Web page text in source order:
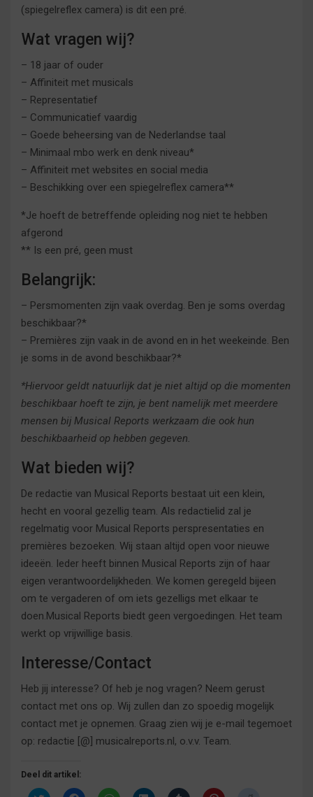
(spiegelreflex camera) is dit een pré.
Wat vragen wij?
– 18 jaar of ouder
– Affiniteit met musicals
– Representatief
– Communicatief vaardig
– Goede beheersing van de Nederlandse taal
– Minimaal mbo werk en denk niveau*
– Affiniteit met websites en social media
– Beschikking over een spiegelreflex camera**
*Je hoeft de betreffende opleiding nog niet te hebben
afgerond
** Is een pré, geen must
Belangrijk:
– Persmomenten zijn vaak overdag. Ben je soms overdag
beschikbaar?*
– Premières zijn vaak in de avond en in het weekeinde. Ben
je soms in de avond beschikbaar?*
*Hiervoor geldt natuurlijk dat je niet altijd op die momenten
beschikbaar hoeft te zijn, je bent namelijk met meerdere
mensen bij Musical Reports werkzaam die ook hun
beschikbaarheid op hebben gegeven.
Wat bieden wij?
De redactie van Musical Reports bestaat uit een klein,
hecht en vooral gezellig team. Als redactielid zal je
regelmatig voor Musical Reports perspresentaties en
premières bezoeken. Wij staan altijd open voor nieuwe
ideeën. Ieder heeft binnen Musical Reports zijn of haar
eigen verantwoordelijkheden. We komen geregeld bijeen
om te vergaderen of om iets gezelligs met elkaar te
doen.Musical Reports biedt geen vergoedingen. Het team
werkt op vrijwillige basis.
Interesse/Contact
Heb jij interesse? Of heb je nog vragen? Neem gerust
contact met ons op. Wij zullen dan zo spoedig mogelijk
contact met je opnemen. Graag zien wij je e-mail tegemoet
op: redactie [@] musicalreports.nl, o.v.v. Team.
Deel dit artikel: